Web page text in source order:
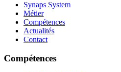
Synaps System
Métier
Compétences
Actualités
Contact
Compétences